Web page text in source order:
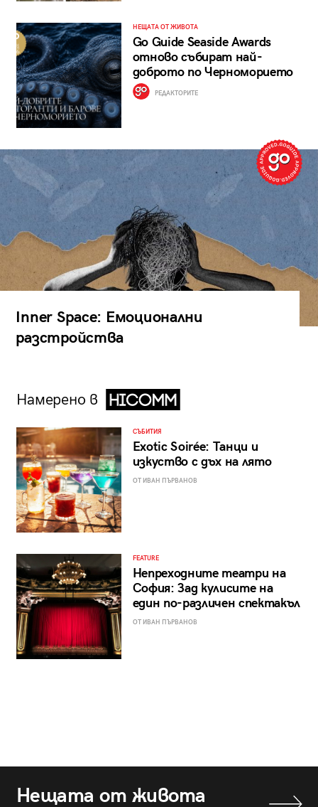
НЕЩАТА ОТ ЖИВОТА
Go Guide Seaside Awards
отново събират най-
доброто по Черноморието
РЕДАКТОРИТЕ
Inner Space: Емоционални
разстройства
Намерено в
СЪБИТИЯ
Exotic Soirée: Танци и
изкуство с дъх на лято
ОТ ИВАН ПЪРВАНОВ
FEATURE
Непреходните театри на
София: Зад кулисите на
един по-различен спектакъл
ОТ ИВАН ПЪРВАНОВ
Нещата от живота